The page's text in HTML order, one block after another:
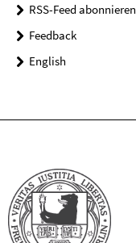
RSS-Feed abonnieren
Feedback
English